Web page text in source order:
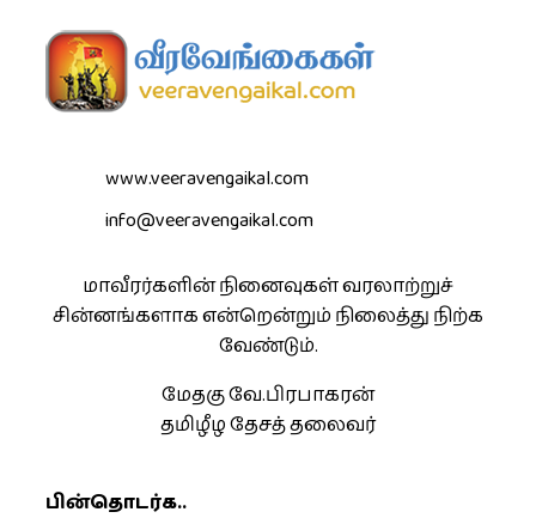
www.veeravengaikal.com
info@veeravengaikal.com
மாவீரர்களின் நினைவுகள் வரலாற்றுச்
சின்னங்களாக என்றென்றும் நிலைத்து நிற்க
வேண்டும்.
மேதகு வே.பிரபாகரன்
தமிழீழ தேசத் தலைவர்
பின்தொடர்க..